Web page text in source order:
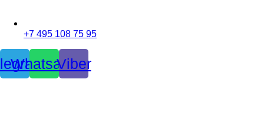
+7 495 108 75 95
Whatsapp
Viber